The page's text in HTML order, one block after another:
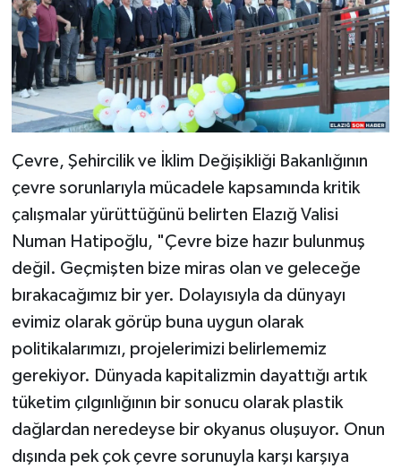
Çevre, Şehircilik ve İklim Değişikliği Bakanlığının
çevre sorunlarıyla mücadele kapsamında kritik
çalışmalar yürüttüğünü belirten Elazığ Valisi
Numan Hatipoğlu, "Çevre bize hazır bulunmuş
değil. Geçmişten bize miras olan ve geleceğe
bırakacağımız bir yer. Dolayısıyla da dünyayı
evimiz olarak görüp buna uygun olarak
politikalarımızı, projelerimizi belirlememiz
gerekiyor. Dünyada kapitalizmin dayattığı artık
tüketim çılgınlığının bir sonucu olarak plastik
dağlardan neredeyse bir okyanus oluşuyor. Onun
dışında pek çok çevre sorunuyla karşı karşıya